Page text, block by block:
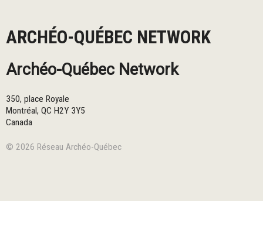
ARCHÉO-QUÉBEC NETWORK
Archéo-Québec Network
350, place Royale
Montréal, QC H2Y 3Y5
Canada
© 2026 Réseau Archéo-Québec